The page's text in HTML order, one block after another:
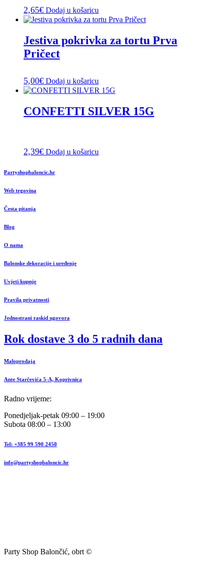
2,65€ Dodaj u košaricu
Jestiva pokrivka za tortu Prva
Pričect
5,00€ Dodaj u košaricu
CONFETTI SILVER 15G
2,39€ Dodaj u košaricu
Partyshopbaloncic.hr
Web trgovina
Česta pitanja
Blog
O nama
Balonske dekoracije i uređenje
Uvjeti kupnje
Pravila privatnosti
Jednostrani raskid ugovora
Rok dostave 3 do 5 radnih dana
Maloprodaja
Ante Starčevića 5-A, Koprivnica
Radno vrijeme:
Ponedjeljak-petak 09:00 – 19:00
Subota 08:00 – 13:00
Tel: +385 99 590 2450
info@partyshopbaloncic.hr
Party Shop Balončić, obrt ©